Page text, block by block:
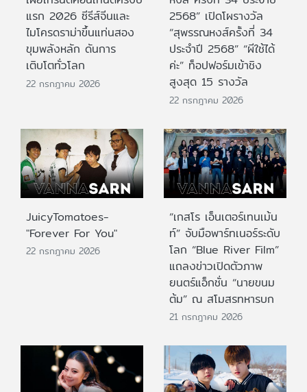
แรก 2026 ซีรีส์จีนและ
ไมโครดราม่าขึ้นแท่นสอง
ขุมพลังหลัก ดันการ
เติบโตทั่วโลก
22 กรกฎาคม 2026
2568” เปิดโผรางวัล
“สุพรรณหงส์ครั้งที่ 34
ประจำปี 2568” “ผีใช้ได้
ค่ะ” ท็อปฟอร์มเข้าชิง
สูงสุด 15 รางวัล
22 กรกฎาคม 2026
JuicyTomatoes-
"Forever For You"
22 กรกฎาคม 2026
“เกสโร เอ็นเตอร์เทนเม้น
ท์” จับมือพาร์ทเนอร์ระดับ
โลก “Blue River Film”
แถลงข่าวเปิดตัวภาพ
ยนตร์แอ็กชั่น “นายขนม
ต้ม” ณ สโมสรทหารบก
21 กรกฎาคม 2026